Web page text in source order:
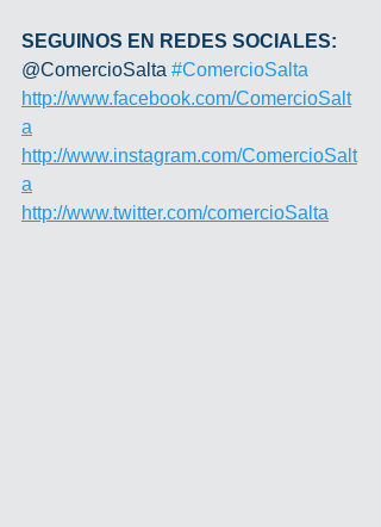
SEGUINOS EN REDES SOCIALES:
@ComercioSalta #ComercioSalta
http://www.facebook.com/ComercioSalt
a
http://www.instagram.com/ComercioSalt
a
http://www.twitter.com/comercioSalta